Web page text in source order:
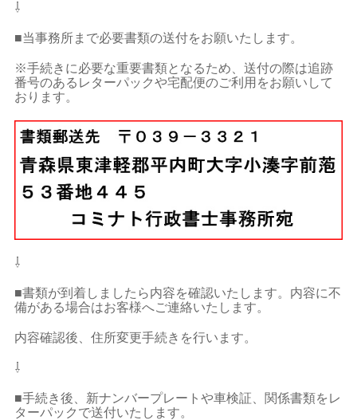
⇩
■当事務所まで必要書類の送付をお願いたします。
※手続きに必要な重要書類となるため、送付の際は追跡
番号のあるレターパックや宅配便のご利用をお願いして
おります。
⇩
■書類が到着しましたら内容を確認いたします。内容に不
備がある場合はお客様へご連絡いたします。
内容確認後、住所変更手続きを行います。
⇩
■手続き後、新ナンバープレートや車検証、関係書類をレ
ターパックで送付いたします。